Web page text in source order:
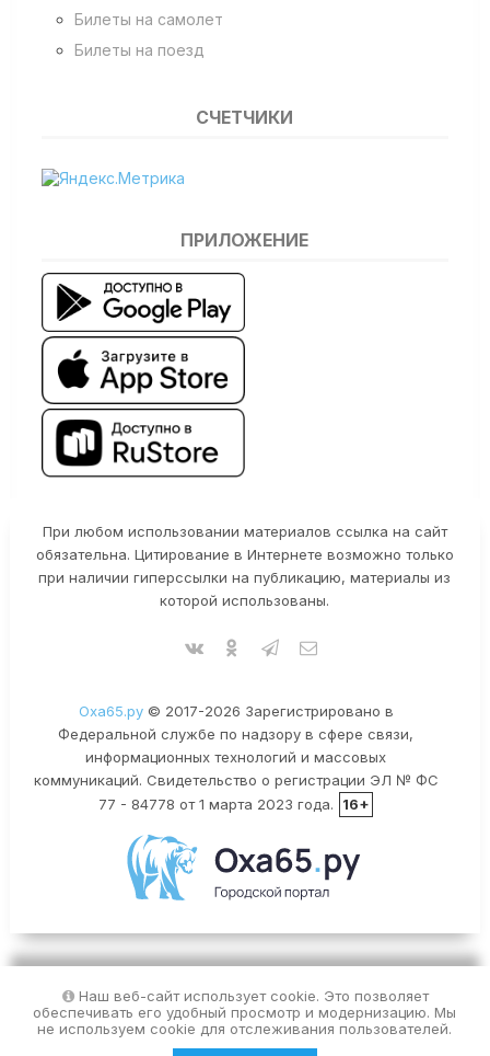
Билеты на самолет
Билеты на поезд
СЧЕТЧИКИ
ПРИЛОЖЕНИЕ
При любом использовании материалов ссылка на сайт
обязательна. Цитирование в Интернете возможно только
при наличии гиперссылки на публикацию, материалы из
которой использованы.
Оха65.ру© 2017-2026 Зарегистрировано в
Федеральной службе по надзору в сфере связи,
информационных технологий и массовых
коммуникаций. Свидетельство о регистрации ЭЛ № ФС
77 - 84778 от 1 марта 2023 года.
16+
Наш веб-сайт использует cookie. Это позволяет
обеспечивать его удобный просмотр и модернизацию. Мы
не используем cookie для отслеживания пользователей.